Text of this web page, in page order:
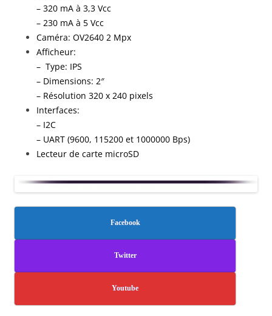
– 320 mA à 3,3 Vcc
– 230 mA à 5 Vcc
Caméra: OV2640 2 Mpx
Afficheur:
– Type: IPS
– Dimensions: 2″
– Résolution 320 x 240 pixels
Interfaces:
– I2C
– UART (9600, 115200 et 1000000 Bps)
Lecteur de carte microSD
Facebook
Twitter
Youtube